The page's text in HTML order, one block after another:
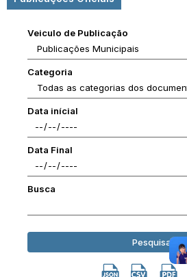
Veiculo de Publicação
Categoria
Data inícial
Data Final
Busca
Pesquisar